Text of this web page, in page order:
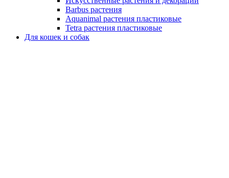
Barbus растения
Aquanimal растения пластиковые
Tetra растения пластиковые
Для кошек и собак